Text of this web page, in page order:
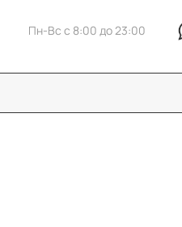
Пн-Вс с 8:00 до 23:00